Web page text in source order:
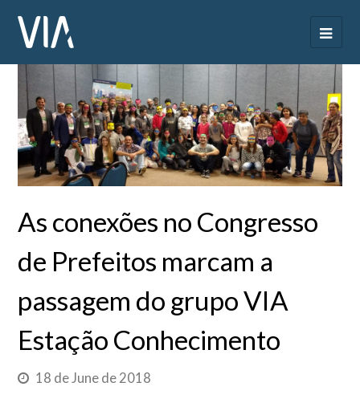
As conexões no Congresso
de Prefeitos marcam a
passagem do grupo VIA
Estação Conhecimento
18 de June de 2018